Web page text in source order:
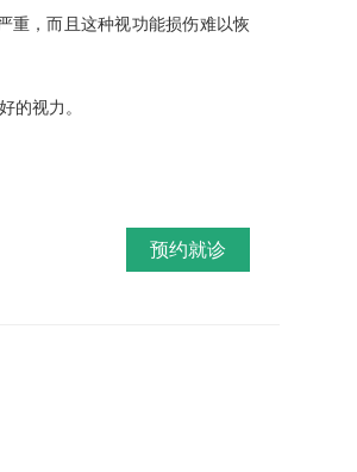
重，而且这种视功能损伤难以恢
的视力。
预约就诊